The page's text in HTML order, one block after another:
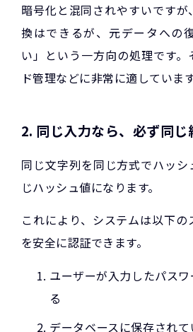
暗号化と混同されやすいです
換はできるが、元データへの
い」という一方向の処理です
ド管理などに非常に適しています
2. 同じ入力なら、必ず同じ
同じ文字列を同じ方式でハッ
じハッシュ値になります。
これにより、システムは以下
を安全に認証できます。
ユーザーが入力したパス
る
データベースに保存され